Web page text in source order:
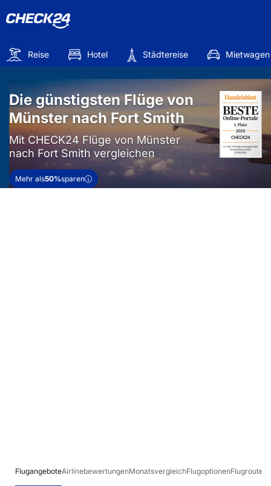
Reise Hotel Städtereise Mietwagen
Die günstigsten Flüge von
Münster nach Fort Smith
Mit CHECK24 Flüge von Münster
nach Fort Smith vergleichen
Mehr als50%sparen
FlugangeboteAirlinebewertungenMonatsvergleichFlugoptionenFlugrouten